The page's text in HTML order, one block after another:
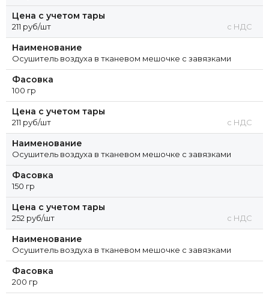
Цена с учетом тары
211 руб/шт с НДС
Наименование
Осушитель воздуха в тканевом мешочке с завязками
Фасовка
100 гр
Цена с учетом тары
211 руб/шт с НДС
Наименование
Осушитель воздуха в тканевом мешочке с завязками
Фасовка
150 гр
Цена с учетом тары
252 руб/шт с НДС
Наименование
Осушитель воздуха в тканевом мешочке с завязками
Фасовка
200 гр